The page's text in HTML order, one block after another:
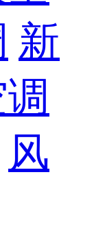
新
风